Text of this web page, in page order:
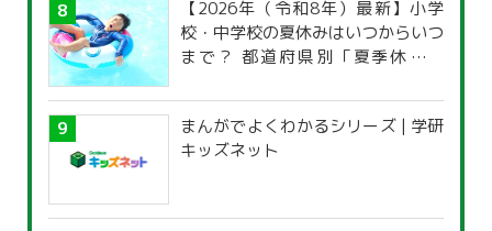
【2026年（令和8年）最新】小学
校・中学校の夏休みはいつからいつ
まで？ 都道府県別「夏季休暇一
まんがでよくわかるシリーズ | 学研
キッズネット